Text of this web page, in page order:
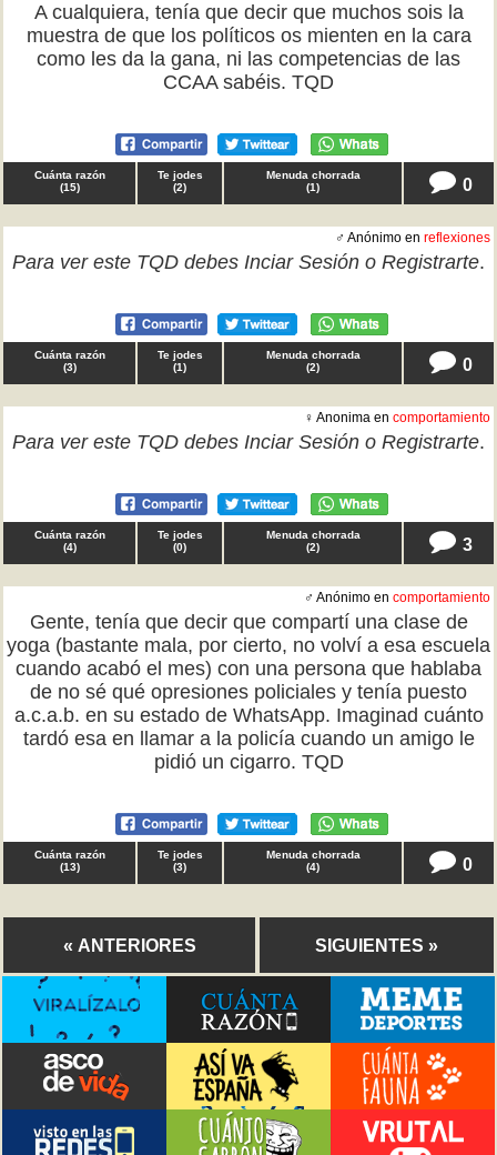
A cualquiera, tenía que decir que muchos sois la
muestra de que los políticos os mienten en la cara
como les da la gana, ni las competencias de las
CCAA sabéis. TQD
Cuánta razón
(15)
Te jodes
(2)
Menuda chorrada
(1) 0
♂ Anónimo en reflexiones
Para ver este TQD debes Inciar Sesión o Registrarte.
Cuánta razón
(3)
Te jodes
(1)
Menuda chorrada
(2) 0
♀ Anonima en comportamiento
Para ver este TQD debes Inciar Sesión o Registrarte.
Cuánta razón
(4)
Te jodes
(0)
Menuda chorrada
(2) 3
♂ Anónimo en comportamiento
Gente, tenía que decir que compartí una clase de
yoga (bastante mala, por cierto, no volví a esa escuela
cuando acabó el mes) con una persona que hablaba
de no sé qué opresiones policiales y tenía puesto
a.c.a.b. en su estado de WhatsApp. Imaginad cuánto
tardó esa en llamar a la policía cuando un amigo le
pidió un cigarro. TQD
Cuánta razón
(13)
Te jodes
(3)
Menuda chorrada
(4) 0
« ANTERIORES SIGUIENTES »